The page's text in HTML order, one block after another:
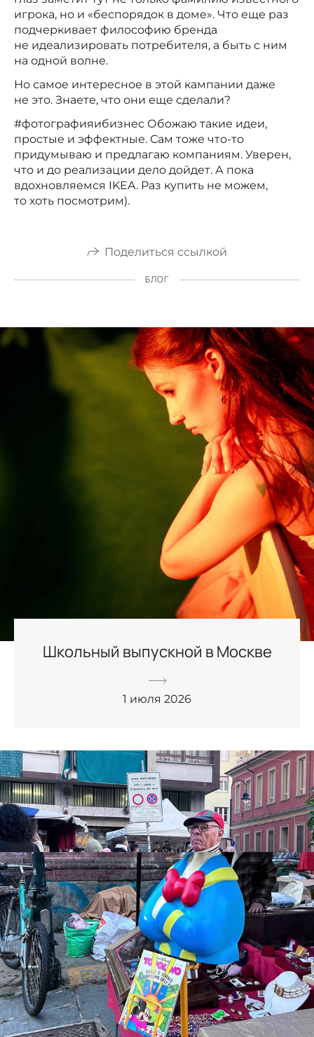
игрока, но и «беспорядок в доме». Что еще раз
подчеркивает философию бренда
не идеализировать потребителя, а быть с ним
на одной волне.
Но самое интересное в этой кампании даже
не это. Знаете, что они еще сделали?
#фотографияибизнес Обожаю такие идеи,
простые и эффектные. Сам тоже что-то
придумываю и предлагаю компаниям. Уверен,
что и до реализации дело дойдет. А пока
вдохновляемся IKEA. Раз купить не можем,
то хоть посмотрим).
Поделиться ссылкой
БЛОГ
Школьный выпускной в Москве
1 июля 2026